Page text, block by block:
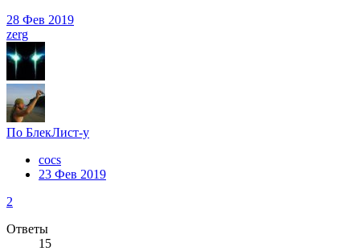
28 Фев 2019
zerg
По БлекЛист-у
cocs
23 Фев 2019
2
Ответы
15